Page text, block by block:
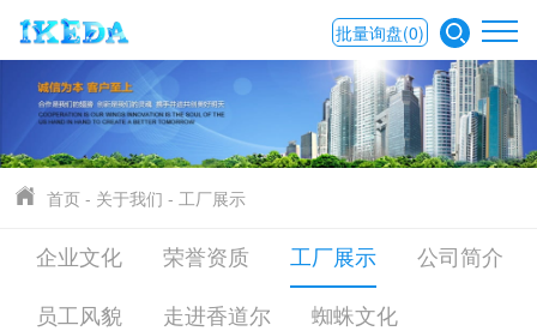
批量询盘(0)
首页 - 关于我们 - 工厂展示
企业文化 荣誉资质 工厂展示
公司简介
员工风貌
走进香道尔 蜘蛛文化